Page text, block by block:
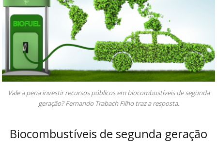
Vale a pena investir recursos públicos em biocombustíveis de segunda
geração? Fernando Trabach Filho traz a resposta.
Biocombustíveis de segunda geração